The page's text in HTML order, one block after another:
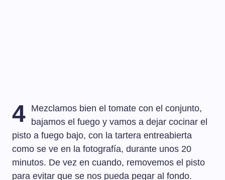
4 Mezclamos bien el tomate con el conjunto,
bajamos el fuego y vamos a dejar cocinar el
pisto a fuego bajo, con la tartera entreabierta
como se ve en la fotografía, durante unos 20
minutos. De vez en cuando, removemos el pisto
para evitar que se nos pueda pegar al fondo.